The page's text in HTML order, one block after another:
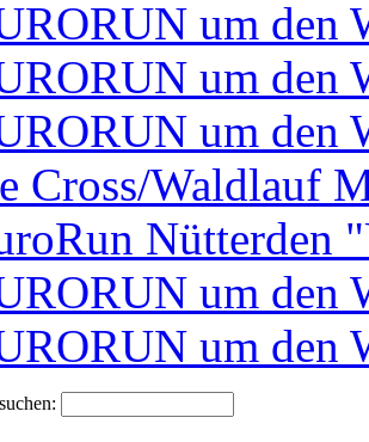
um den
um den
um den
Cross/Waldlauf
Nütterden
um den
um den